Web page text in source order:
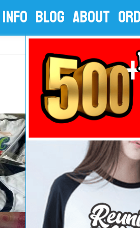
INFO BLOG ABOUT